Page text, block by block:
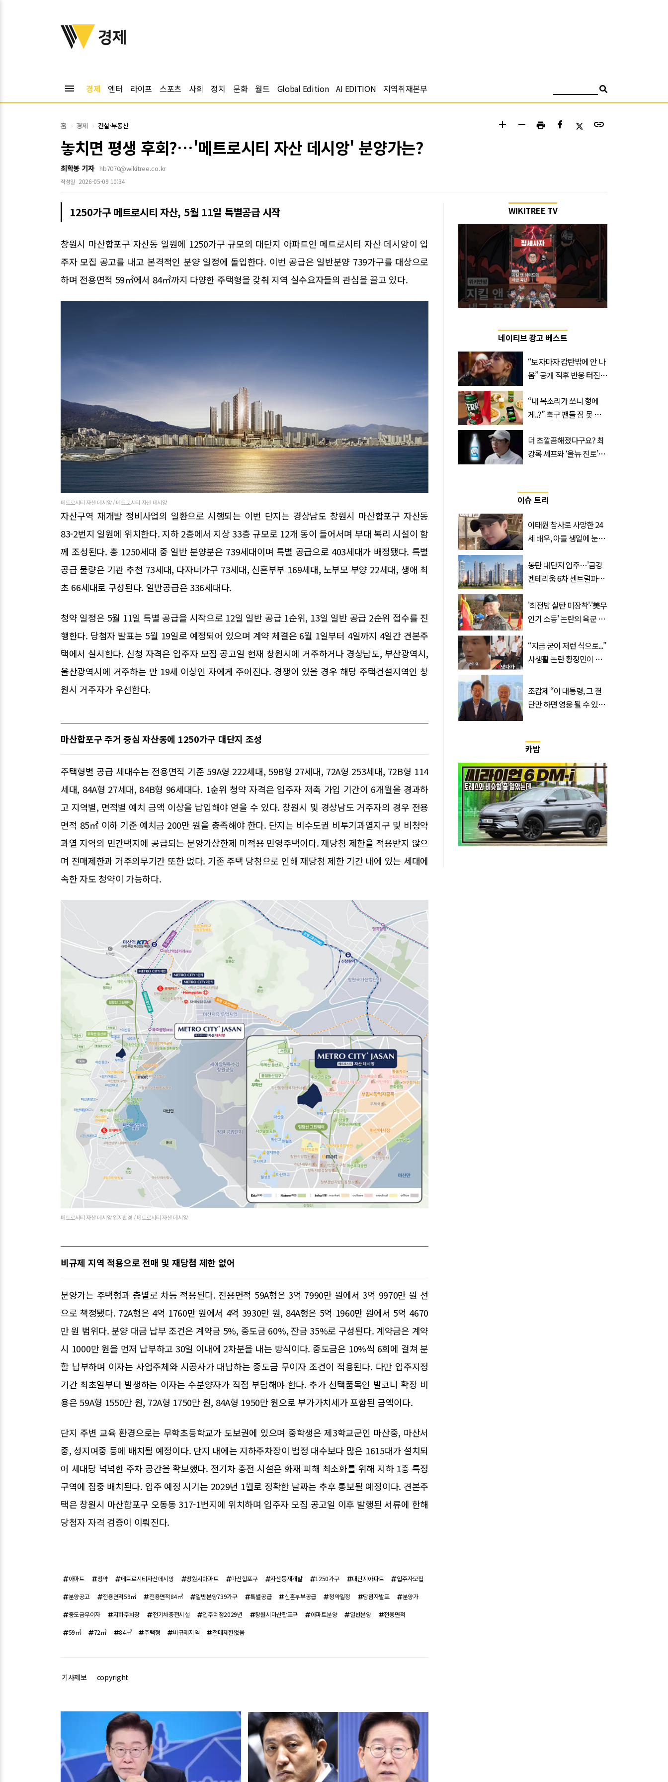
위키트리
경제
menu 경제 엔터 라이프 스포츠 사회 정치 문화 월드 Global Edition AI EDITION 지역취재본부
홈 경제 건설·부동산 add remove print link
놓치면 평생 후회?…'메트로시티 자산 데시앙' 분양가는?
최학봉 기자 hb7070@wikitree.co.kr
작성일 2026-05-09 10:34
1250가구 메트로시티 자산, 5월 11일 특별공급 시작
창원시 마산합포구 자산동 일원에 1250가구 규모의 대단지 아파트인 메트로시티 자산 데시앙이 입
주자 모집 공고를 내고 본격적인 분양 일정에 돌입한다. 이번 공급은 일반분양 739가구를 대상으로
하며 전용면적 59㎡에서 84㎡까지 다양한 주택형을 갖춰 지역 실수요자들의 관심을 끌고 있다.
메트로시티 자산 데시앙 / 메트로시티 자산 데시앙
자산구역 재개발 정비사업의 일환으로 시행되는 이번 단지는 경상남도 창원시 마산합포구 자산동
83-2번지 일원에 위치한다. 지하 2층에서 지상 33층 규모로 12개 동이 들어서며 부대 복리 시설이 함
께 조성된다. 총 1250세대 중 일반 분양분은 739세대이며 특별 공급으로 403세대가 배정됐다. 특별
공급 물량은 기관 추천 73세대, 다자녀가구 73세대, 신혼부부 169세대, 노부모 부양 22세대, 생애 최
초 66세대로 구성된다. 일반공급은 336세대다.
청약 일정은 5월 11일 특별 공급을 시작으로 12일 일반 공급 1순위, 13일 일반 공급 2순위 접수를 진
행한다. 당첨자 발표는 5월 19일로 예정되어 있으며 계약 체결은 6월 1일부터 4일까지 4일간 견본주
택에서 실시한다. 신청 자격은 입주자 모집 공고일 현재 창원시에 거주하거나 경상남도, 부산광역시,
울산광역시에 거주하는 만 19세 이상인 자에게 주어진다. 경쟁이 있을 경우 해당 주택건설지역인 창
원시 거주자가 우선한다.
마산합포구 주거 중심 자산동에 1250가구 대단지 조성
주택형별 공급 세대수는 전용면적 기준 59A형 222세대, 59B형 27세대, 72A형 253세대, 72B형 114
세대, 84A형 27세대, 84B형 96세대다. 1순위 청약 자격은 입주자 저축 가입 기간이 6개월을 경과하
고 지역별, 면적별 예치 금액 이상을 납입해야 얻을 수 있다. 창원시 및 경상남도 거주자의 경우 전용
면적 85㎡ 이하 기준 예치금 200만 원을 충족해야 한다. 단지는 비수도권 비투기과열지구 및 비청약
과열 지역의 민간택지에 공급되는 분양가상한제 미적용 민영주택이다. 재당첨 제한을 적용받지 않으
며 전매제한과 거주의무기간 또한 없다. 기존 주택 당첨으로 인해 재당첨 제한 기간 내에 있는 세대에
속한 자도 청약이 가능하다.
메트로시티 자산 데시앙 입지환경 / 메트로시티 자산 데시앙
비규제 지역 적용으로 전매 및 재당첨 제한 없어
분양가는 주택형과 층별로 차등 적용된다. 전용면적 59A형은 3억 7990만 원에서 3억 9970만 원 선
으로 책정됐다. 72A형은 4억 1760만 원에서 4억 3930만 원, 84A형은 5억 1960만 원에서 5억 4670
만 원 범위다. 분양 대금 납부 조건은 계약금 5%, 중도금 60%, 잔금 35%로 구성된다. 계약금은 계약
시 1000만 원을 먼저 납부하고 30일 이내에 2차분을 내는 방식이다. 중도금은 10%씩 6회에 걸쳐 분
할 납부하며 이자는 사업주체와 시공사가 대납하는 중도금 무이자 조건이 적용된다. 다만 입주지정
기간 최초일부터 발생하는 이자는 수분양자가 직접 부담해야 한다. 추가 선택품목인 발코니 확장 비
용은 59A형 1550만 원, 72A형 1750만 원, 84A형 1950만 원으로 부가가치세가 포함된 금액이다.
단지 주변 교육 환경으로는 무학초등학교가 도보권에 있으며 중학생은 제3학교군인 마산중, 마산서
중, 성지여중 등에 배치될 예정이다. 단지 내에는 지하주차장이 법정 대수보다 많은 1615대가 설치되
어 세대당 넉넉한 주차 공간을 확보했다. 전기차 충전 시설은 화재 피해 최소화를 위해 지하 1층 특정
구역에 집중 배치된다. 입주 예정 시기는 2029년 1월로 정확한 날짜는 추후 통보될 예정이다. 견본주
택은 창원시 마산합포구 오동동 317-1번지에 위치하며 입주자 모집 공고일 이후 발행된 서류에 한해
당첨자 자격 검증이 이뤄진다.
아파트 청약 메트로시티자산데시앙 창원시아파트 마산합포구 자산동재개발 1250가구 대단지아파트 입주자모집
분양공고 전용면적59㎡ 전용면적84㎡ 일반분양739가구 특별공급 신혼부부공급 청약일정 당첨자발표 분양가
중도금무이자 지하주차장 전기차충전시설 입주예정2029년 창원시마산합포구 아파트분양 일반분양 전용면적
59㎡ 72㎡ 84㎡ 주택형 비규제지역 전매제한없음
기사제보 copyright
관련기사
WIKITREE TV
네이티브 광고 베스트
“보자마자 감탄밖에 안 나
옴” 공개 직후 반응 터진
“내 목소리가 쏘니 형에
게..?” 축구 팬들 잠 못 들
트
더 초깔끔해졌다구요? 최
강록 셰프와 ‘올뉴 진로’의
이슈 트리
이태원 참사로 사망한 24
세 배우, 아들 생일에 눈물
동탄 대단지 입주…'금강
펜테리움 6차 센트럴파크'
는?
'최전방 실탄 미장착'·'美무
인기 소동' 논란의 육군 1
“지금 굳이 저런 식으로...”
사생활 논란 황정민이 곧
조갑제 “이 대통령, 그 결
단만 하면 영웅 될 수 있
카밥